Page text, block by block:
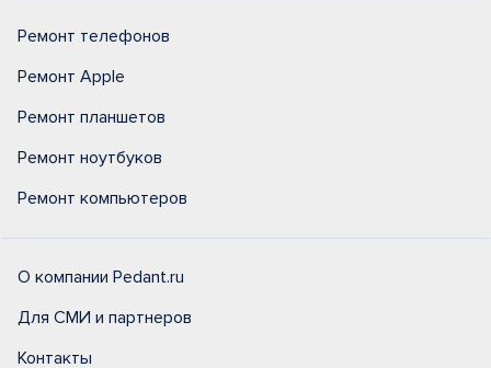
Ремонт телефонов
Ремонт Apple
Ремонт планшетов
Ремонт ноутбуков
Ремонт компьютеров
О компании Pedant.ru
Для СМИ и партнеров
Контакты